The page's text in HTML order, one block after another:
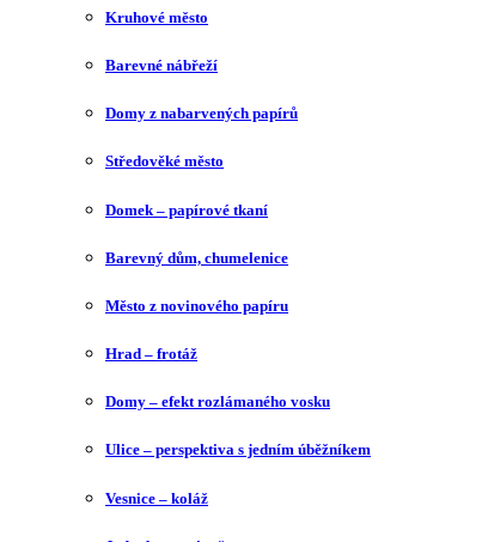
Kruhové město
Barevné nábřeží
Domy z nabarvených papírů
Středověké město
Domek – papírové tkaní
Barevný dům, chumelenice
Město z novinového papíru
Hrad – frotáž
Domy – efekt rozlámaného vosku
Ulice – perspektiva s jedním úběžníkem
Vesnice – koláž